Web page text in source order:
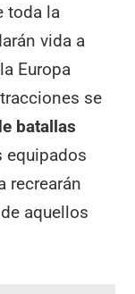
toda la
vida a
Europa
se
batallas
equipados
recrearán
aquellos